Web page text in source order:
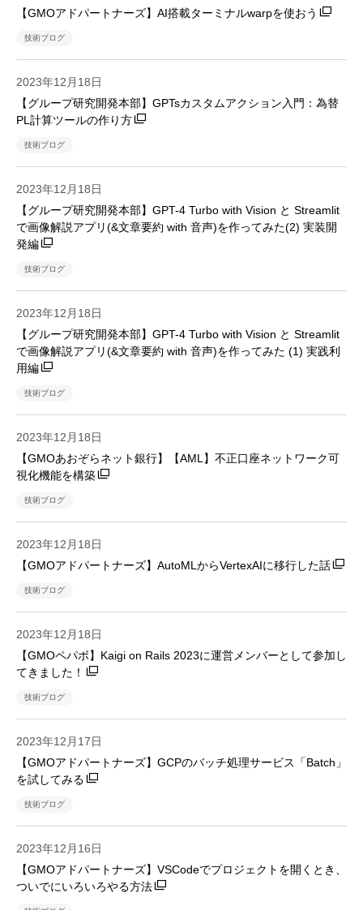
【GMOアドパートナーズ】AI搭載ターミナルwarpを使おう
技術ブログ
2023年12月18日
【グループ研究開発本部】GPTsカスタムアクション入門：為替
PL計算ツールの作り方
技術ブログ
2023年12月18日
【グループ研究開発本部】GPT-4 Turbo with Vision と Streamlit
で画像解説アプリ(&文章要約 with 音声)を作ってみた(2) 実装開
発編
技術ブログ
2023年12月18日
【グループ研究開発本部】GPT-4 Turbo with Vision と Streamlit
で画像解説アプリ(&文章要約 with 音声)を作ってみた (1) 実践利
用編
技術ブログ
2023年12月18日
【GMOあおぞらネット銀行】【AML】不正口座ネットワーク可
視化機能を構築
技術ブログ
2023年12月18日
【GMOアドパートナーズ】AutoMLからVertexAIに移行した話
技術ブログ
2023年12月18日
【GMOペパボ】Kaigi on Rails 2023に運営メンバーとして参加し
てきました！
技術ブログ
2023年12月17日
【GMOアドパートナーズ】GCPのバッチ処理サービス「Batch」
を試してみる
技術ブログ
2023年12月16日
【GMOアドパートナーズ】VSCodeでプロジェクトを開くとき、
ついでにいろいろやる方法